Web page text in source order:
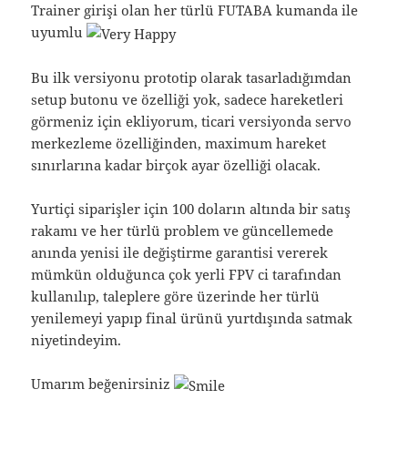
Trainer girişi olan her türlü FUTABA kumanda ile
uyumlu
Bu ilk versiyonu prototip olarak tasarladığımdan
setup butonu ve özelliği yok, sadece hareketleri
görmeniz için ekliyorum, ticari versiyonda servo
merkezleme özelliğinden, maximum hareket
sınırlarına kadar birçok ayar özelliği olacak.
Yurtiçi siparişler için 100 doların altında bir satış
rakamı ve her türlü problem ve güncellemede
anında yenisi ile değiştirme garantisi vererek
mümkün olduğunca çok yerli FPV ci tarafından
kullanılıp, taleplere göre üzerinde her türlü
yenilemeyi yapıp final ürünü yurtdışında satmak
niyetindeyim.
Umarım beğenirsiniz